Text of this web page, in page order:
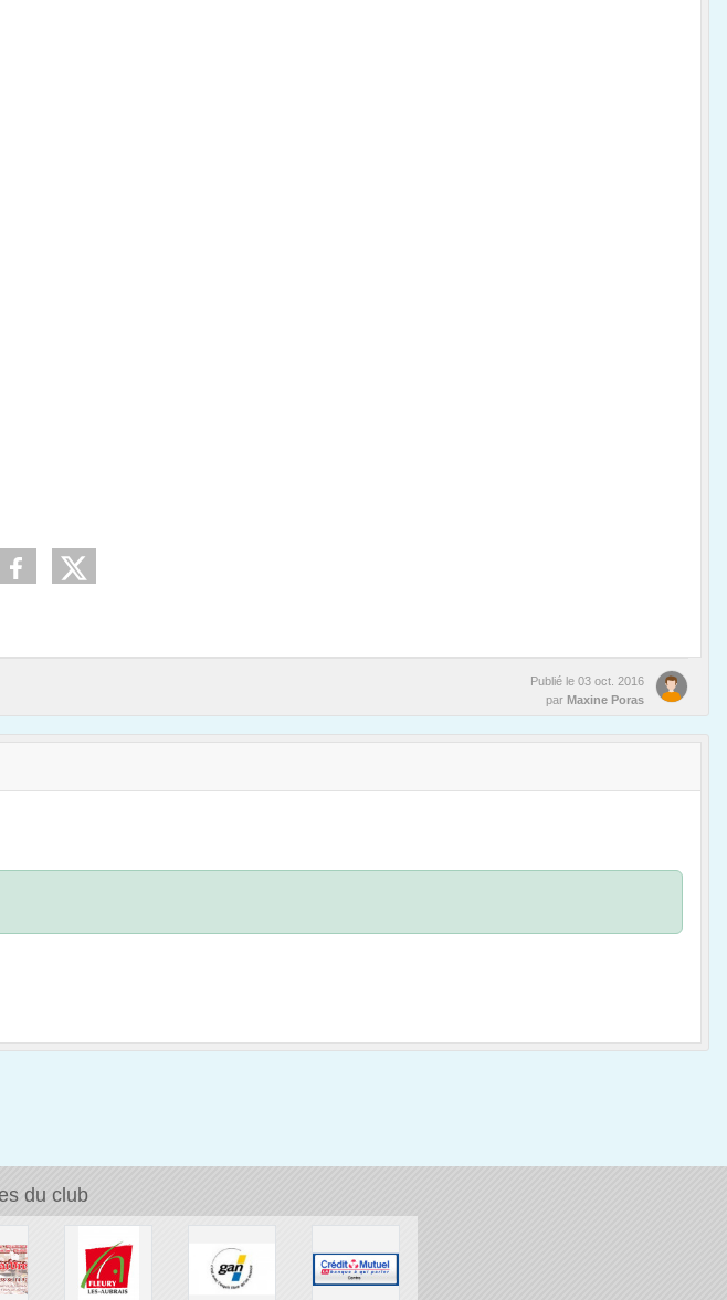
Publié le 03 oct. 2016
par Maxine Poras
du club